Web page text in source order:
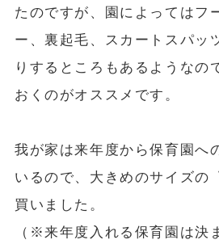
たのですが、園によってはフ
ー、裏起毛、スカートスパッ
りするところもあるようなの
おくのがオススメです。
我が家は来年度から保育園へ
いるので、大きめのサイズの
買いました。
（※来年度入れる保育園は決